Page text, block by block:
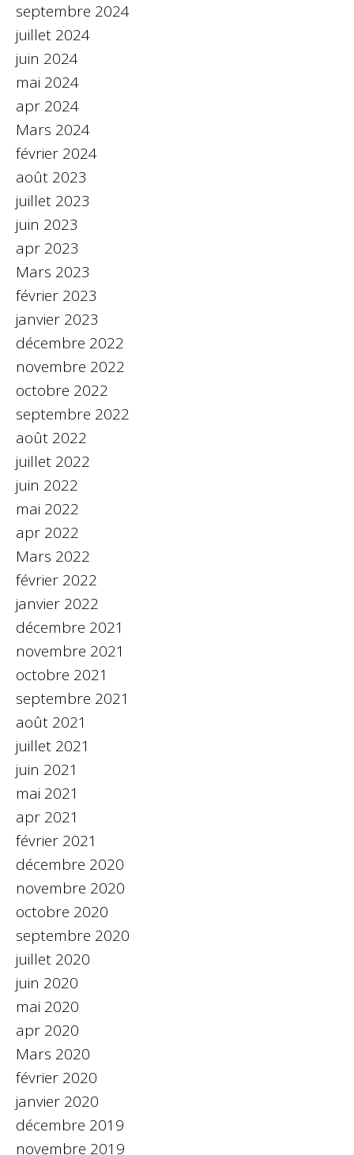
septembre 2024
juillet 2024
juin 2024
mai 2024
apr 2024
Mars 2024
février 2024
août 2023
juillet 2023
juin 2023
apr 2023
Mars 2023
février 2023
janvier 2023
décembre 2022
novembre 2022
octobre 2022
septembre 2022
août 2022
juillet 2022
juin 2022
mai 2022
apr 2022
Mars 2022
février 2022
janvier 2022
décembre 2021
novembre 2021
octobre 2021
septembre 2021
août 2021
juillet 2021
juin 2021
mai 2021
apr 2021
février 2021
décembre 2020
novembre 2020
octobre 2020
septembre 2020
juillet 2020
juin 2020
mai 2020
apr 2020
Mars 2020
février 2020
janvier 2020
décembre 2019
novembre 2019